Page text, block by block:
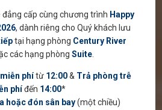
cấp cùng chương trình Happy
, dành riêng cho Quý khách lưu
tại hạng phòng Century River
các hạng phòng Suite.
phítừ 12:00& Trả phòng trễ
phíđến 14:00*
hoặc đón sân bay(một chiều)